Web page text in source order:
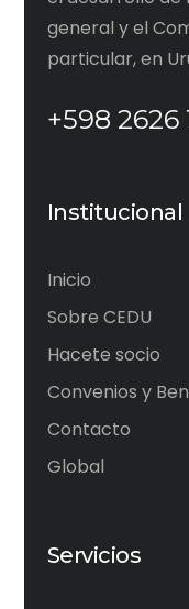
general y el
particular, en
+598 2626
Institucional
Inicio
Sobre CEDU
Hacete socio
Convenios y
Contacto
Global
Servicios